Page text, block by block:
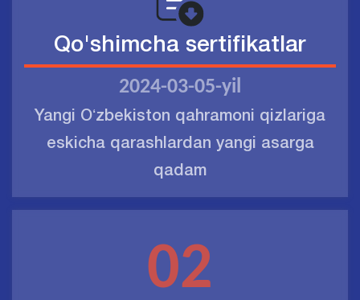
Qo'shimcha sertifikatlar
2024-03-05-yil
Yangi Oʻzbekiston qahramoni qizlariga
eskicha qarashlardan yangi asarga
qadam
02